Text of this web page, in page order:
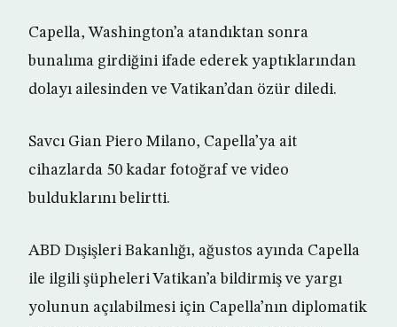
Capella, Washington’a atandıktan sonra
bunalıma girdiğini ifade ederek yaptıklarından
dolayı ailesinden ve Vatikan’dan özür diledi.
Savcı Gian Piero Milano, Capella’ya ait
cihazlarda 50 kadar fotoğraf ve video
bulduklarını belirtti.
ABD Dışişleri Bakanlığı, ağustos ayında Capella
ile ilgili şüpheleri Vatikan’a bildirmiş ve yargı
yolunun açılabilmesi için Capella’nın diplomatik